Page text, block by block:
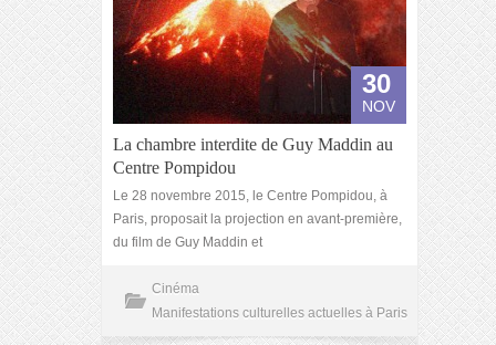
30
NOV
La chambre interdite de Guy Maddin au
Centre Pompidou
Le 28 novembre 2015, le Centre Pompidou, à
Paris, proposait la projection en avant-première,
du film de Guy Maddin et
Cinéma
Manifestations culturelles actuelles à Paris